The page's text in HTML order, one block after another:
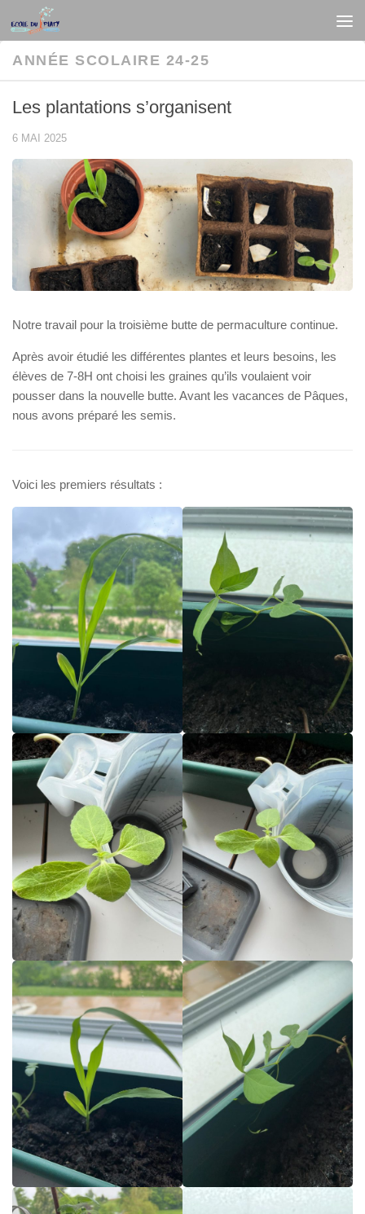
Au dessous du contenu
ANNÉE SCOLAIRE 24-25
Les plantations s’organisent
6 MAI 2025
Notre travail pour la troisième butte de permaculture continue.
Après avoir étudié les différentes plantes et leurs besoins, les
élèves de 7-8H ont choisi les graines qu’ils voulaient voir
pousser dans la nouvelle butte. Avant les vacances de Pâques,
nous avons préparé les semis.
Voici les premiers résultats :